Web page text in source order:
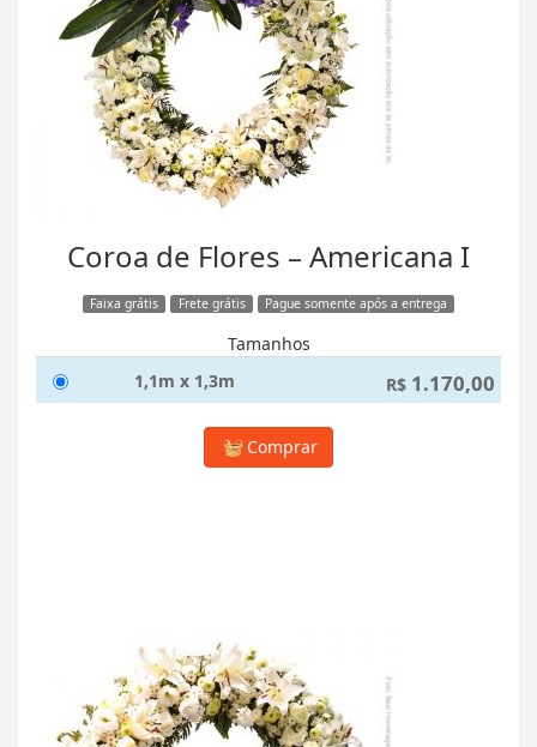
Coroa de Flores – Americana I
Faixa grátis Frete grátis Pague somente após a entrega
Tamanhos
1,1m x 1,3m
R$ 1.170,00
Comprar